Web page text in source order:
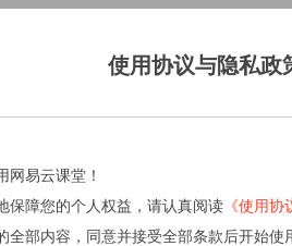
使用协议与隐私政
网易云课堂！
保障您的个人权益，请认真阅读 《使用协
全部内容，同意并接受全部条款后开始使